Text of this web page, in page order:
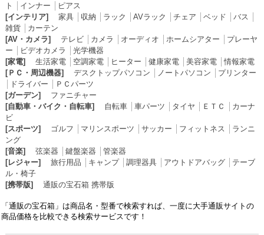
ト
インナー
ピアス
[インテリア]
家具│ 収納 ラック AVラック チェア ベッド バス
雑貨│ カーテン
[AV・カメラ]
テレビ│ カメラ オーディオ ホームシアター
プレーヤ
ー
ビデオカメラ
光学機器
[家電]
生活家電│ 空調家電│ ヒーター 健康家電│ 美容家電│情報家電
[ＰＣ・周辺機器]
デスクトップパソコン ノートパソコン
プリンター
ドライバー
ＰＣパーツ
[ガーデン]
ファニチャー
[自動車・バイク・自転車]
自転車│ 車パーツ タイヤ ＥＴＣ
カーナ
ビ
[スポーツ]
ゴルフ マリンスポーツ サッカー フィットネス
ランニ
ング
[音楽]
弦楽器 鍵盤楽器
管楽器
[レジャー]
旅行用品 キャンプ│ 調理器具│ アウトドアバッグ│ テーブ
ル・椅子
[携帯版]
通販の宝石箱 携帯版
「通販の宝石箱」は商品名・型番で検索すれば、一度に大手通販サイトの
商品価格を比較できる検索サービスです！